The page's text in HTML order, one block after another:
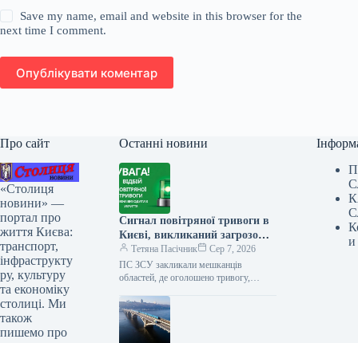
Save my name, email and website in this browser for the
next time I comment.
Опублікувати коментар
Про сайт
«Столиця
новини» —
портал про
життя Києва:
транспорт,
інфраструкту
ру, культуру
та економіку
столиці. Ми
також
пишемо про
Останні новини
Сигнал повітряної тривоги в
Києві, викликаний загрозою
балістичних ракет, тривав
обмежений час.
Тетяна Пасічник
Сер 7, 2026
ПС ЗСУ закликали мешканців
областей, де оголошено тривогу,
там до офіційного сигналу про
відбій…
и